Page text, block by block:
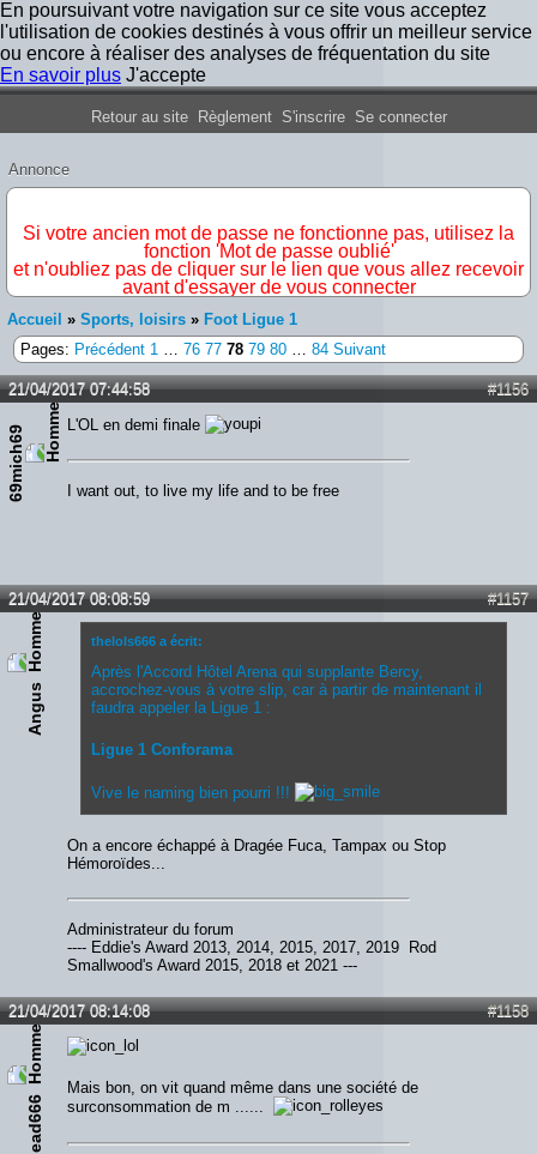
En poursuivant votre navigation sur ce site vous acceptez
l'utilisation de cookies destinés à vous offrir un meilleur service
ou encore à réaliser des analyses de fréquentation du site
En savoir plus J'accepte
Forum Iron Maiden France
Retour au site Règlement S'inscrire Se connecter
Annonce
Si votre ancien mot de passe ne fonctionne pas, utilisez la
fonction 'Mot de passe oublié'
et n'oubliez pas de cliquer sur le lien que vous allez recevoir
avant d'essayer de vous connecter
Accueil » Sports, loisirs » Foot Ligue 1
Pages: Précédent 1 … 76 77 78 79 80 … 84 Suivant
#1156
21/04/2017 07:44:58
69mich69 L'OL en demi finale
I want out, to live my life and to be free
#1157
21/04/2017 08:08:59
Angus
thelols666 a écrit:
Après l'Accord Hôtel Arena qui supplante Bercy,
accrochez-vous à votre slip, car à partir de maintenant il
faudra appeler la Ligue 1 :
Ligue 1 Conforama
Vive le naming bien pourri !!!
On a encore échappé à Dragée Fuca, Tampax ou Stop
Hémoroïdes...
Administrateur du forum
---- Eddie's Award 2013, 2014, 2015, 2017, 2019 Rod
Smallwood's Award 2015, 2018 et 2021 ---
#1158
21/04/2017 08:14:08
ead666
Mais bon, on vit quand même dans une société de
surconsommation de m ......